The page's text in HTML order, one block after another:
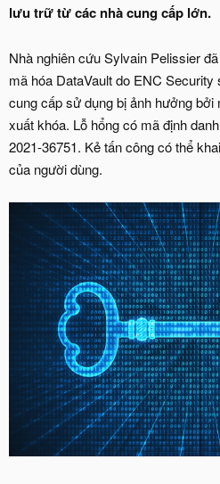
lưu trữ từ các nhà cung cấp lớn.
Nhà nghiên cứu Sylvain Pelissier
mã hóa DataVault do ENC
cung cấp sử dụng bị ảnh hưởng
xuất khóa. Lỗ hổng có mã định danh
2021-36751. Kẻ tấn công có thể
của người dùng.